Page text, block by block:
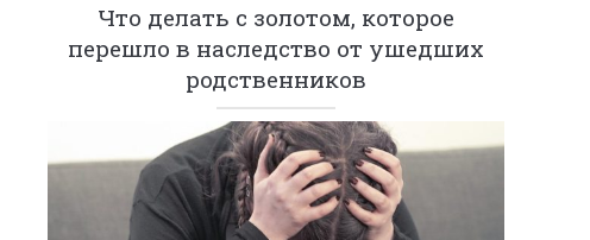
Что делать с золотом, которое
перешло в наследство от ушедших
родственников